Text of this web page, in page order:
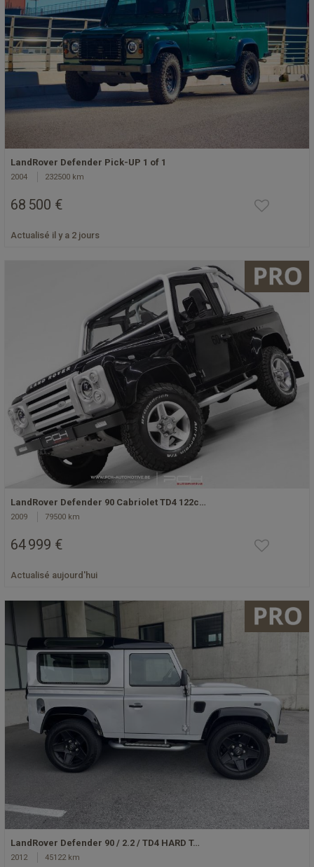
LandRover Defender Pick-UP 1 of 1
2004 232500 km
68 500 €
Actualisé il y a 2 jours
LandRover Defender 90 Cabriolet TD4 122c…
2009 79500 km
64 999 €
Actualisé aujourd'hui
LandRover Defender 90 / 2.2 / TD4 HARD T…
2012 45122 km